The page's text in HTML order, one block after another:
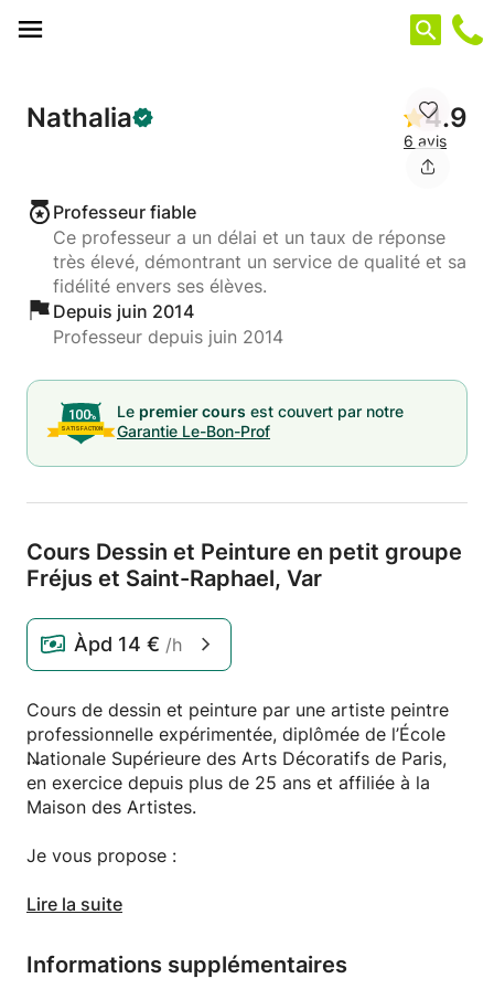
Nathalia 4.9
6 avis
Professeur fiable
Ce professeur a un délai et un taux de réponse
très élevé, démontrant un service de qualité et sa
fidélité envers ses élèves.
Depuis juin 2014
Professeur depuis juin 2014
Le premier cours est couvert par notre
Garantie Le-Bon-Prof
Cours Dessin et Peinture en petit groupe
Fréjus et Saint-Raphael, Var
Àpd 14 € /h
Cours de dessin et peinture par une artiste peintre
professionnelle expérimentée, diplômée de l’École
Nationale Supérieure des Arts Décoratifs de Paris,
en exercice depuis plus de 25 ans et affiliée à la
Maison des Artistes.
Je vous propose :
A. Cours COLLECTIFS à mon atelier d’artiste
1. Cours en petit groupe de 6-8 personnes à mon
atelier d’artiste, tout âge, tout niveau (approche et
Lire la suite
Informations supplémentaires